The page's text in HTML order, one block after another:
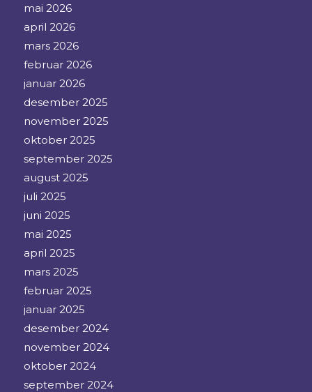
mai 2026
april 2026
mars 2026
februar 2026
januar 2026
desember 2025
november 2025
oktober 2025
september 2025
august 2025
juli 2025
juni 2025
mai 2025
april 2025
mars 2025
februar 2025
januar 2025
desember 2024
november 2024
oktober 2024
september 2024